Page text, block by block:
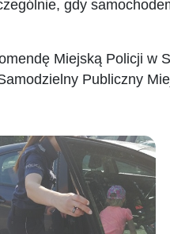
gdy
Miejską Policji w
Publiczny